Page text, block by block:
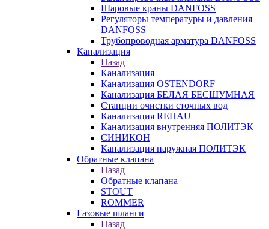
Шаровые краны DANFOSS
Регуляторы температуры и давления
DANFOSS
Трубопроводная арматура DANFOSS
Канализация
Назад
Канализация
Канализация OSTENDORF
Канализация БЕЛАЯ БЕСШУМНАЯ
Станции очистки сточных вод
Канализация REHAU
Канализация внутренняя ПОЛИТЭК
СИНИКОН
Канализация наружная ПОЛИТЭК
Обратные клапана
Назад
Обратные клапана
STOUT
ROMMER
Газовые шланги
Назад